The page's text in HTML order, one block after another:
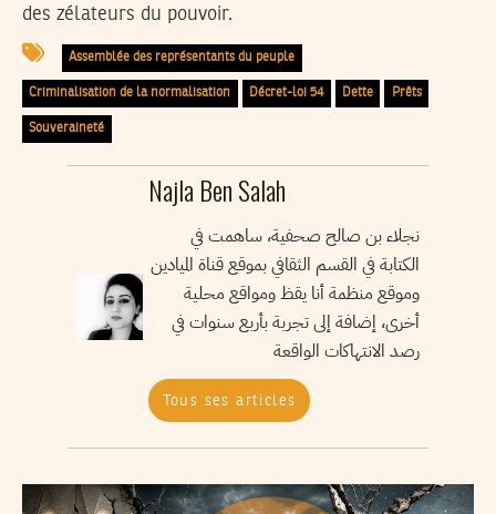
des zélateurs du pouvoir.
Assemblée des représentants du peuple
Criminalisation de la normalisation Décret-loi 54 Dette Prêts
Souveraineté
Najla Ben Salah
نجلاء بن صالح صحفية، ساهمت في
الكتابة في القسم الثقافي بموقع قناة الميادين
وموقع منظمة أنا يقظ ومواقع محلية
أخرى، إضافة إلى تجربة بأربع سنوات في
رصد الانتهاكات الواقعة
Tous ses articles